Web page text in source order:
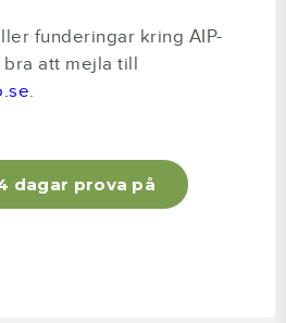
funderingar kring AIP-
att mejla till
.
dagar prova på